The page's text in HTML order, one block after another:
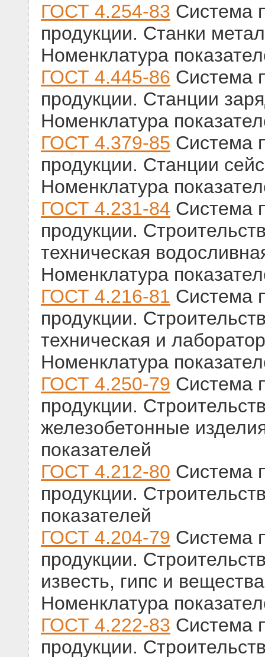
ГОСТ 4.254-83 Система
продукции. Станки
Номенклатура
ГОСТ 4.445-86 Система
продукции. Станции
Номенклатура
ГОСТ 4.379-85 Система
продукции. Станции
Номенклатура
ГОСТ 4.231-84 Система
продукции.
техническая
Номенклатура
ГОСТ 4.216-81 Система
продукции.
техническая и
Номенклатура
ГОСТ 4.250-79 Система
продукции.
железобетонные
показателей
ГОСТ 4.212-80 Система
продукции.
показателей
ГОСТ 4.204-79 Система
продукции.
известь, гипс и
Номенклатура
ГОСТ 4.222-83 Система
продукции.